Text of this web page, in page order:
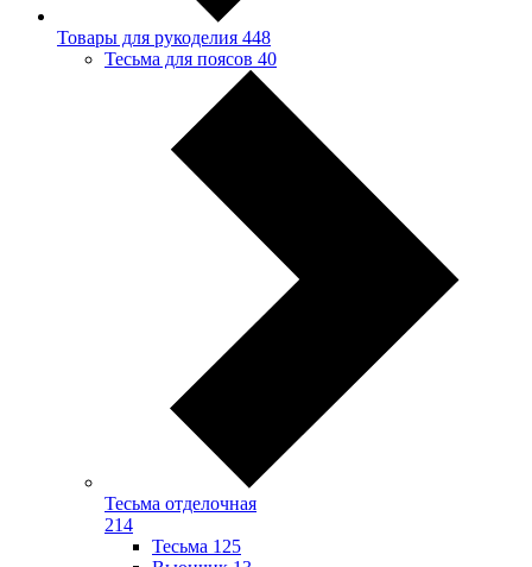
Товары для рукоделия 448
Тесьма для поясов 40
Тесьма отделочная
214
Тесьма 125